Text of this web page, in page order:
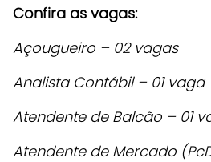
Confira as vagas:
Açougueiro – 02 vagas
Analista Contábil – 01 vaga
Atendente de Balcão – 01
Atendente de Mercado